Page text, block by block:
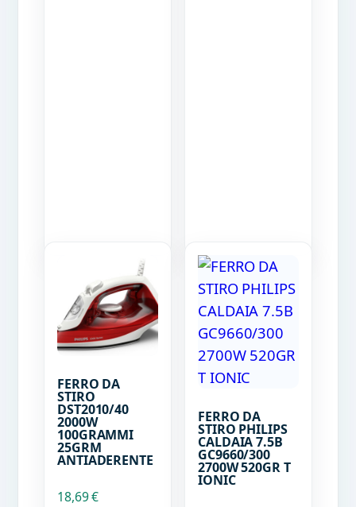
FERRO DA
STIRO
DST2010/40
2000W
100GRAMMI
25GRM
ANTIADERENTE
18,69€
FERRO DA
STIRO PHILIPS
CALDAIA 7.5B
GC9660/300
2700W 520GR T
IONIC